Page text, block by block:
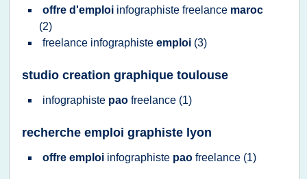
offre d'emploi infographiste freelance maroc
(2)
freelance infographiste emploi (3)
studio creation graphique toulouse
infographiste pao freelance (1)
recherche emploi graphiste lyon
offre emploi infographiste pao freelance (1)